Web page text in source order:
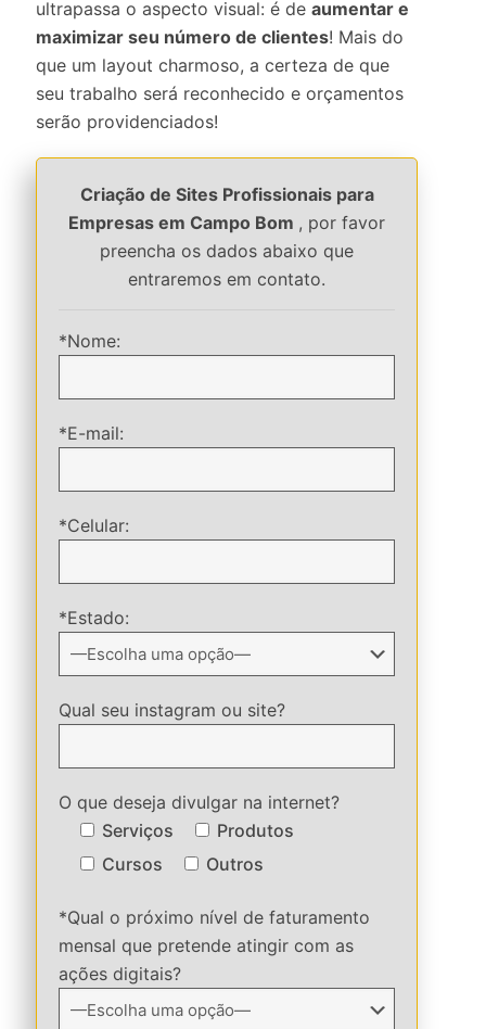
ultrapassa o aspecto visual: é de aumentar e
maximizar seu número de clientes! Mais do
que um layout charmoso, a certeza de que
seu trabalho será reconhecido e orçamentos
serão providenciados!
Criação de Sites Profissionais para
Empresas em Campo Bom , por favor
preencha os dados abaixo que
entraremos em contato.
*Nome:
*E-mail:
*Celular:
*Estado:
Qual seu instagram ou site?
O que deseja divulgar na internet?
Serviços
Produtos
Cursos
Outros
*Qual o próximo nível de faturamento
mensal que pretende atingir com as
ações digitais?